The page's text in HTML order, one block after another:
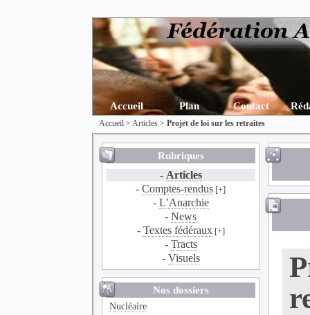
Accueil Plan Contact
Accueil >Articles >Projet de loi sur les retraites
Rubriques
- Articles
-Comptes-rendus [+]
- L’Anarchie
-News
- Textes fédéraux[+]
- Tracts
- Visuels
Nos dossiers
Nucléaire